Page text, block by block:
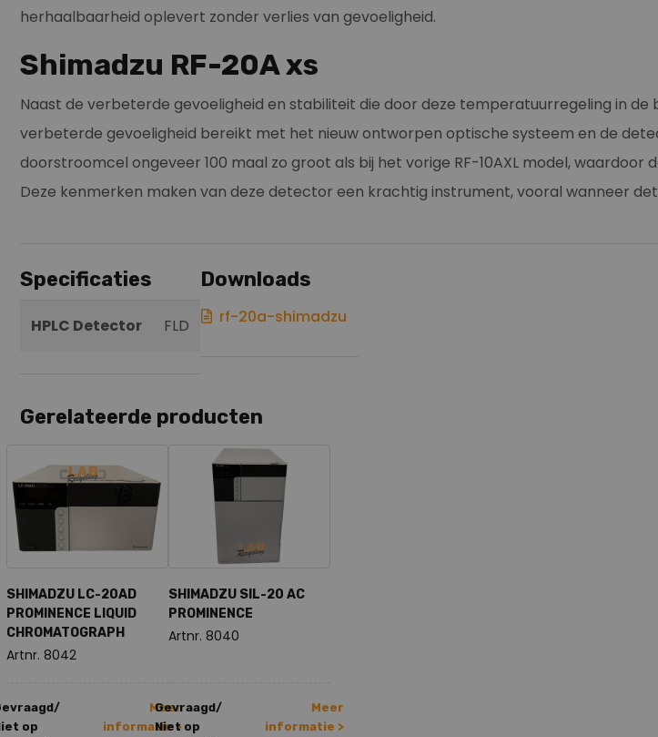
herhaalbaarheid oplevert zonder verlies van gevoeligheid.
Shimadzu RF-20A xs
Naast de verbeterde gevoeligheid en stabiliteit die door deze temperatuurregeling in
verbeterde gevoeligheid bereikt met het nieuw ontworpen optische systeem en de
doorstroomcel ongeveer 100 maal zo groot als bij het vorige RF-10AXL model,
Deze kenmerken maken van deze detector een krachtig instrument, vooral wanneer
Specificaties
HPLC Detector FLD
Downloads
rf-20a-shimadzu
Gerelateerde producten
SHIMADZU LC-20AD
PROMINENCE LIQUID
CHROMATOGRAPH
Artnr. 8042
op
Meer
informatie >
SHIMADZU SIL-20 AC
PROMINENCE
Artnr. 8040
Gevraagd/
Niet op
Meer
informatie >